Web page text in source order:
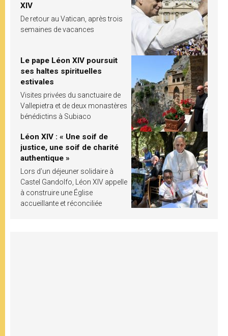
XIV
De retour au Vatican, après trois
semaines de vacances
Le pape Léon XIV poursuit
ses haltes spirituelles
estivales
Visites privées du sanctuaire de
Vallepietra et de deux monastères
bénédictins à Subiaco
Léon XIV : « Une soif de
justice, une soif de charité
authentique »
Lors d’un déjeuner solidaire à
Castel Gandolfo, Léon XIV appelle
à construire une Église
accueillante et réconciliée